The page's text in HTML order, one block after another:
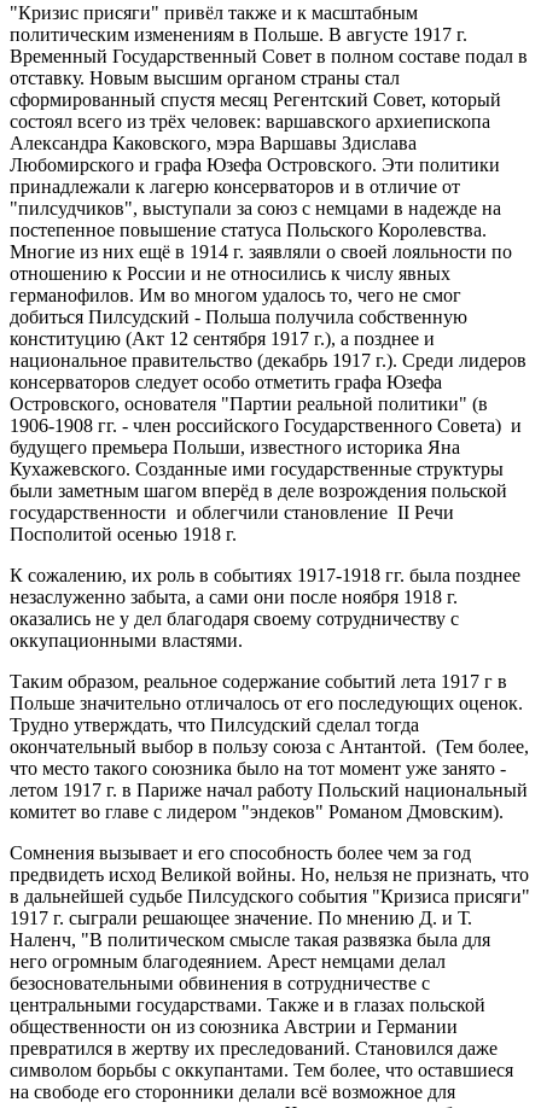
"Кризис присяги" привёл также и к масштабным
политическим изменениям в Польше. В августе 1917 г.
Временный Государственный Совет в полном составе подал в
отставку. Новым высшим органом страны стал
сформированный спустя месяц Регентский Совет, который
состоял всего из трёх человек: варшавского архиепископа
Александра Каковского, мэра Варшавы Здислава
Любомирского и графа Юзефа Островского. Эти политики
принадлежали к лагерю консерваторов и в отличие от
"пилсудчиков", выступали за союз с немцами в надежде на
постепенное повышение статуса Польского Королевства.
Многие из них ещё в 1914 г. заявляли о своей лояльности по
отношению к России и не относились к числу явных
германофилов. Им во многом удалось то, чего не смог
добиться Пилсудский - Польша получила собственную
конституцию (Акт 12 сентября 1917 г.), а позднее и
национальное правительство (декабрь 1917 г.). Среди лидеров
консерваторов следует особо отметить графа Юзефа
Островского, основателя "Партии реальной политики" (в
1906-1908 гг. - член российского Государственного Совета) и
будущего премьера Польши, известного историка Яна
Кухажевского. Созданные ими государственные структуры
были заметным шагом вперёд в деле возрождения польской
государственности и облегчили становление II Речи
Посполитой осенью 1918 г.
К сожалению, их роль в событиях 1917-1918 гг. была позднее
незаслуженно забыта, а сами они после ноября 1918 г.
оказались не у дел благодаря своему сотрудничеству с
оккупационными властями.
Таким образом, реальное содержание событий лета 1917 г в
Польше значительно отличалось от его последующих оценок.
Трудно утверждать, что Пилсудский сделал тогда
окончательный выбор в пользу союза с Антантой. (Тем более,
что место такого союзника было на тот момент уже занято -
летом 1917 г. в Париже начал работу Польский национальный
комитет во главе с лидером "эндеков" Романом Дмовским).
Сомнения вызывает и его способность более чем за год
предвидеть исход Великой войны. Но, нельзя не признать, что
в дальнейшей судьбе Пилсудского события "Кризиса присяги"
1917 г. сыграли решающее значение. По мнению Д. и Т.
Наленч, "В политическом смысле такая развязка была для
него огромным благодеянием. Арест немцами делал
безосновательными обвинения в сотрудничестве с
центральными государствами. Также и в глазах польской
общественности он из союзника Австрии и Германии
превратился в жертву их преследований. Становился даже
символом борьбы с оккупантами. Тем более, что оставшиеся
на свободе его сторонники делали всё возможное для